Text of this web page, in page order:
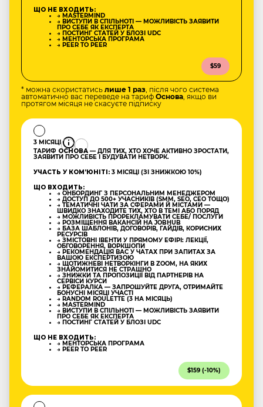
ЩО НЕ ВХОДИТЬ:
→ MASTERMIND
→ ВИСТУПИ В СПІЛЬНОТІ — МОЖЛИВІСТЬ ЗАЯВИТИ
ПРО СЕБЕ ЯК ЕКСПЕРТА
→ ПОСТИНГ СТАТЕЙ У БЛОЗІ UDC
→ МЕНТОРСЬКА ПРОГРАМА
→ PEER TO PEER
$59
* можна скористатись лише 1 раз, після чого система
автоматично вас переведе на тариф Основа, якщо ви
протягом місяця не скасуєте підписку
3 МІСЯЦІ
ТАРИФ ОСНОВА — ДЛЯ ТИХ, ХТО ХОЧЕ АКТИВНО ЗРОСТАТИ,
ЗАЯВИТИ ПРО СЕБЕ І БУДУВАТИ НЕТВОРК.
УЧАСТЬ У КОМʼЮНІТІ: 3 МІСЯЦІ (ЗІ ЗНИЖКОЮ 10%)
ЩО ВХОДИТЬ:
→ ОНБОРДИНГ З ПЕРСОНАЛЬНИМ МЕНЕДЖЕРОМ
→ ДОСТУП ДО 500+ УЧАСНИКІВ (SMM, SEO, CEO ТОЩО)
→ ТЕМАТИЧНІ ЧАТИ ЗА СФЕРАМИ Й МІСТАМИ —
ШВИДКО ЗНАХОДИТЕ ТИХ, ХТО В ТЕМІ АБО ПОРЯД
→ МОЖЛИВІСТЬ ПРОРЕКЛАМУВАТИ СЕБЕ/ ПОСЛУГИ
→ РОЗМІЩЕННЯ ВАКАНСІЙ НА JOBHUB
→ БАЗА ШАБЛОНІВ, ДОГОВОРІВ, ГАЙДІВ, КОРИСНИХ
РЕСУРСІВ
→ ЗМІСТОВНІ ІВЕНТИ У ПРЯМОМУ ЕФІРІ: ЛЕКЦІЇ,
ОБГОВОРЕННЯ, ВОРКШОПИ
→ РЕКОМЕНДАЦІЯ ВАС У ЧАТАХ ПРИ ЗАПИТАХ ЗА
ВАШОЮ ЕКСПЕРТИЗОЮ
→ ЩОТИЖНЕВІ НЕТВОРКІНГИ В ZOOM, НА ЯКИХ
ЗНАЙОМИТИСЯ НЕ СТРАШНО
→ ЗНИЖКИ ТА ПРОПОЗИЦІЇ ВІД ПАРТНЕРІВ НА
СЕРВІСИ КУРСИ
→ РЕФЕРАЛКА — ЗАПРОШУЙТЕ ДРУГА, ОТРИМАЙТЕ
БОНУСНІ МІСЯЦІ УЧАСТІ
→ RANDOM ROULETTE (3 НА МІСЯЦЬ)
→ MASTERMIND
→ ВИСТУПИ В СПІЛЬНОТІ — МОЖЛИВІСТЬ ЗАЯВИТИ
ПРО СЕБЕ ЯК ЕКСПЕРТА
→ ПОСТИНГ СТАТЕЙ У БЛОЗІ UDC
ЩО НЕ ВХОДИТЬ:
→ МЕНТОРСЬКА ПРОГРАМА
→ PEER TO PEER
$159 (-10%)